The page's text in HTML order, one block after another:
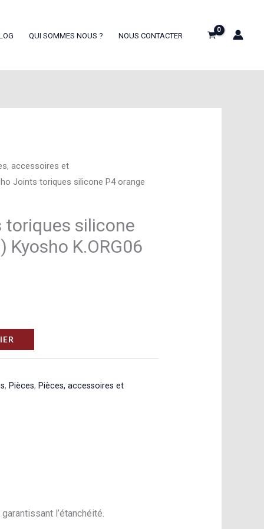
QUI SOMMES NOUS ? NOUS CONTACTER
accessoires et
Joints toriques silicone P4 orange
toriques silicone
Kyosho K.ORG06
, Pièces, Pièces, accessoires et
l’étanchéité.